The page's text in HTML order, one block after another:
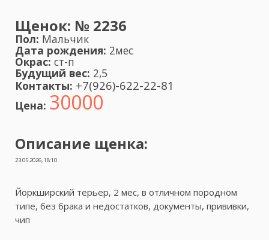
Щенок: № 2236
Пол: Мальчик
Дата рождения: 2мес
Окрас: ст-п
Будущий вес: 2,5
Контакты: +7(926)-622-22-81
Цена: 30000
Описание щенка:
23.05.2026, 18:10
Йоркширский терьер, 2 мес, в отличном породном
типе, без брака и недостатков, документы, прививки,
чип